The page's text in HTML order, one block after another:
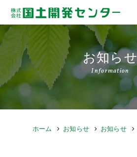
お知らせ
Information
ホーム お知らせ お知らせ